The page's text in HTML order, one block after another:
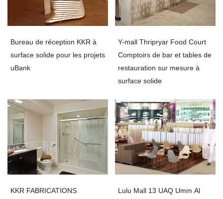
Bureau de réception KKR à
surface solide pour les projets
uBank
Y-mall Thripryar Food Court
Comptoirs de bar et tables de
restauration sur mesure à
surface solide
KKR FABRICATIONS
Lulu Mall 13 UAQ Umm Al